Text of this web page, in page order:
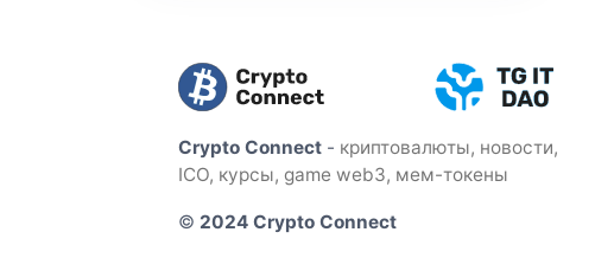
Crypto Connect - криптовалюты, новости,
ICO, курсы, game web3, мем-токены
© 2024 Crypto Connect